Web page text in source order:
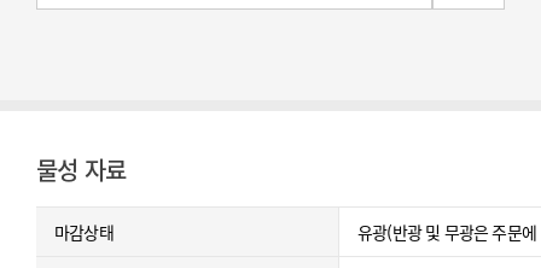
물성 자료
마감상태 유광(반광 및 무광은 주문에